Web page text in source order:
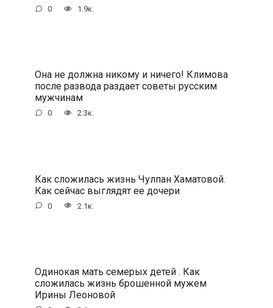
0 1.9к.
Она не должна никому и ничего! Климова
после развода раздает советы русским
мужчинам
0 2.3к.
Как сложилась жизнь Чулпан Хаматовой.
Как сейчас выглядят ее дочери
0 2.1к.
Одинокая мать семерых детей . Как
сложилась жизнь брошенной мужем
Ирины Леоновой